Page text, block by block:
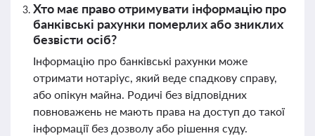
Хто має право отримувати інформацію про
банківські рахунки померлих або зниклих
безвісти осіб?
Інформацію про банківські рахунки може
отримати нотаріус, який веде спадкову справу,
або опікун майна. Родичі без відповідних
повноважень не мають права на доступ до такої
інформації без дозволу або рішення суду.